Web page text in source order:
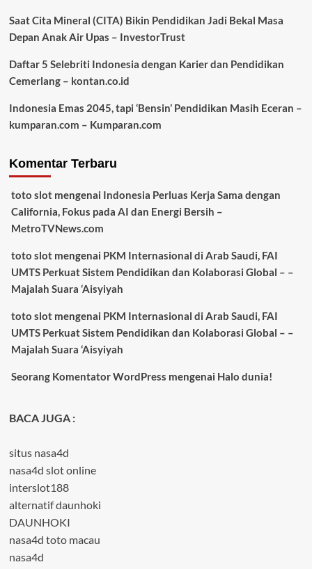
Saat Cita Mineral (CITA) Bikin Pendidikan Jadi Bekal Masa
Depan Anak Air Upas – InvestorTrust
Daftar 5 Selebriti Indonesia dengan Karier dan Pendidikan
Cemerlang – kontan.co.id
Indonesia Emas 2045, tapi ‘Bensin’ Pendidikan Masih Eceran –
kumparan.com – Kumparan.com
Komentar Terbaru
toto slotmengenai Indonesia Perluas Kerja Sama dengan
California, Fokus pada AI dan Energi Bersih –
MetroTVNews.com
toto slotmengenai PKM Internasional di Arab Saudi, FAI
UMTS Perkuat Sistem Pendidikan dan Kolaborasi Global – –
Majalah Suara ‘Aisyiyah
toto slotmengenai PKM Internasional di Arab Saudi, FAI
UMTS Perkuat Sistem Pendidikan dan Kolaborasi Global – –
Majalah Suara ‘Aisyiyah
Seorang Komentator WordPress mengenai Halo dunia!
BACA JUGA :
situs nasa4d
nasa4d slot online
interslot188
alternatif daunhoki
DAUNHOKI
nasa4d toto macau
nasa4d